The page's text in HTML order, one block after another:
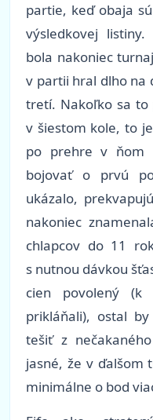
partie, keď obaja
výsledkovej
bola nakoniec
v partii hral dlho na
tretí. Nakoľko sa to
v šiestom kole, to
po prehre v ňom
bojovať o prvú
ukázalo,
nakoniec
chlapcov do 11
s nutnou dávkou
cien povolený
prikláňali), ostal by
tešiť z
jasné, že v ďalšom
minimálne o bod